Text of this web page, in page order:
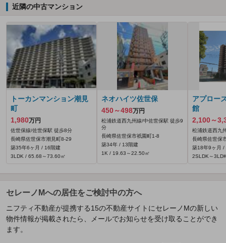
近隣の中古マンション
トーカンマンション潮見
町
1,980万円
佐世保線/佐世保駅 徒歩8分
長崎県佐世保市潮見町8-29
築35年6ヶ月 / 16階建
3LDK / 65.68～73.60㎡
ネオハイツ佐世保
450～498万円
松浦鉄道西九州線/中佐世保駅 徒歩9
分
長崎県佐世保市祇園町1-8
築34年 / 13階建
1K / 19.63～22.50㎡
アプロー
館
2,100～
松浦鉄道西九
長崎県佐世保
築18年9ヶ月 /
2SLDK～
セレーノMへの居住をご検討中の方へ
ニフティ不動産が提携する15の不動産サイトにセレーノMの新しい
物件情報が掲載されたら、メールでお知らせを受け取ることができ
ます。